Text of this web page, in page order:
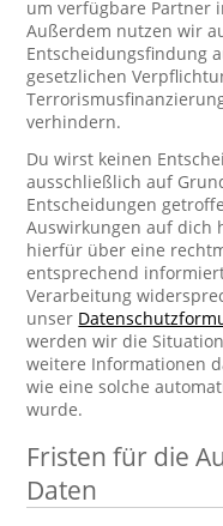
um verfügbare Partner
Außerdem nutzen wir
Entscheidungsfindung
gesetzlichen
verhindern.
Du wirst keinen
ausschließlich auf
Entscheidungen
Auswirkungen auf dich
hierfür über eine
entsprechend
Verarbeitung
unser
werden wir die
weitere Informationen
wie eine solche
wurde.
Fristen für die
Daten